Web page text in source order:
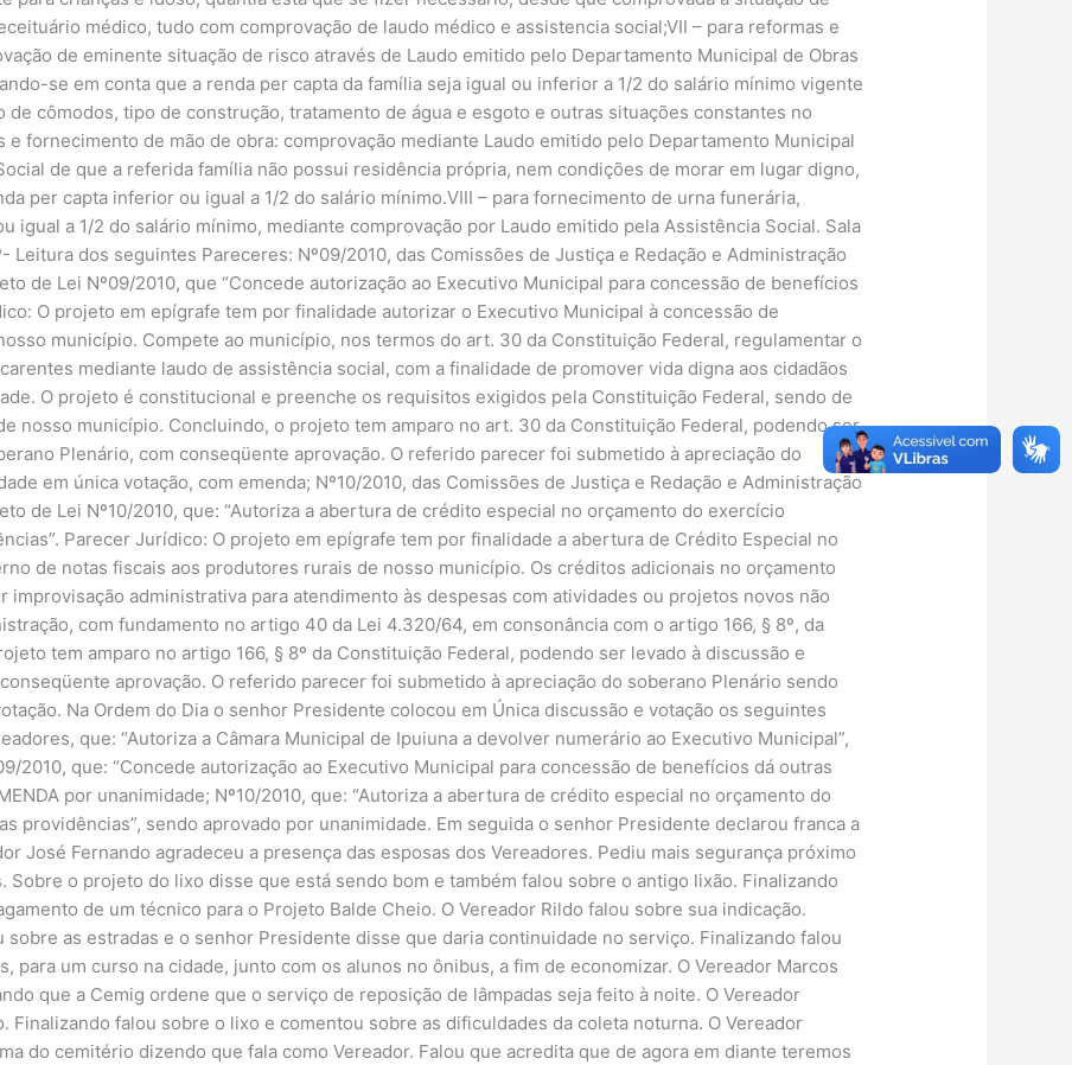
médico, tudo com comprovação de laudo médico e assistencia social;VII – para reformas e
de eminente situação de risco através de Laudo emitido pelo Departamento Municipal de Obras
se em conta que a renda per capta da família seja igual ou inferior a 1/2 do salário mínimo vigente
cômodos, tipo de construção, tratamento de água e esgoto e outras situações constantes no
e fornecimento de mão de obra: comprovação mediante Laudo emitido pelo Departamento Municipal
de que a referida família não possui residência própria, nem condições de morar em lugar digno,
per capta inferior ou igual a 1/2 do salário mínimo.VIII – para fornecimento de urna funerária,
igual a 1/2 do salário mínimo, mediante comprovação por Laudo emitido pela Assistência Social. Sala
Leitura dos seguintes Pareceres: Nº09/2010, das Comissões de Justiça e Redação e Administração
de Lei Nº09/2010, que “Concede autorização ao Executivo Municipal para concessão de benefícios
O projeto em epígrafe tem por finalidade autorizar o Executivo Municipal à concessão de
município. Compete ao município, nos termos do art. 30 da Constituição Federal, regulamentar o
mediante laudo de assistência social, com a finalidade de promover vida digna aos cidadãos
O projeto é constitucional e preenche os requisitos exigidos pela Constituição Federal, sendo de
nosso município. Concluindo, o projeto tem amparo no art. 30 da Constituição Federal, podendo ser
Plenário, com conseqüente aprovação. O referido parecer foi submetido à apreciação do
em única votação, com emenda; Nº10/2010, das Comissões de Justiça e Redação e Administração
de Lei Nº10/2010, que: “Autoriza a abertura de crédito especial no orçamento do exercício
Parecer Jurídico: O projeto em epígrafe tem por finalidade a abertura de Crédito Especial no
de notas fiscais aos produtores rurais de nosso município. Os créditos adicionais no orçamento
administrativa para atendimento às despesas com atividades ou projetos novos não
com fundamento no artigo 40 da Lei 4.320/64, em consonância com o artigo 166, § 8º, da
tem amparo no artigo 166, § 8º da Constituição Federal, podendo ser levado à discussão e
aprovação. O referido parecer foi submetido à apreciação do soberano Plenário sendo
Na Ordem do Dia o senhor Presidente colocou em Única discussão e votação os seguintes
que: “Autoriza a Câmara Municipal de Ipuiuna a devolver numerário ao Executivo Municipal”,
2010, que: “Concede autorização ao Executivo Municipal para concessão de benefícios dá outras
por unanimidade; Nº10/2010, que: “Autoriza a abertura de crédito especial no orçamento do
providências”, sendo aprovado por unanimidade. Em seguida o senhor Presidente declarou franca a
José Fernando agradeceu a presença das esposas dos Vereadores. Pediu mais segurança próximo
Sobre o projeto do lixo disse que está sendo bom e também falou sobre o antigo lixão. Finalizando
de um técnico para o Projeto Balde Cheio. O Vereador Rildo falou sobre sua indicação.
sobre as estradas e o senhor Presidente disse que daria continuidade no serviço. Finalizando falou
para um curso na cidade, junto com os alunos no ônibus, a fim de economizar. O Vereador Marcos
que a Cemig ordene que o serviço de reposição de lâmpadas seja feito à noite. O Vereador
Finalizando falou sobre o lixo e comentou sobre as dificuldades da coleta noturna. O Vereador
do cemitério dizendo que fala como Vereador. Falou que acredita que de agora em diante teremos